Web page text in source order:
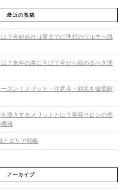
最近の投稿
？今始めれば夏までに理想のツルすべ肌
？来年の夏に向けて今から始めるべき理
ズン！メリット・注意点・効果を徹底解
導入するメリットとは？美容サロンの売
器
とエリア戦略
アーカイブ